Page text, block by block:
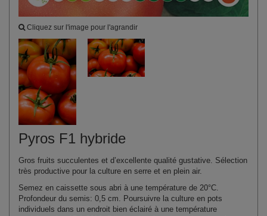
Cliquez sur l'image pour l'agrandir
Pyros F1 hybride
Gros fruits succulentes et d’excellente qualité gustative. Sélection
très productive pour la culture en serre et en plein air.
Semez en caissette sous abri à une température de 20°C.
Profondeur du semis: 0,5 cm. Poursuivre la culture en pots
individuels dans un endroit bien éclairé à une température